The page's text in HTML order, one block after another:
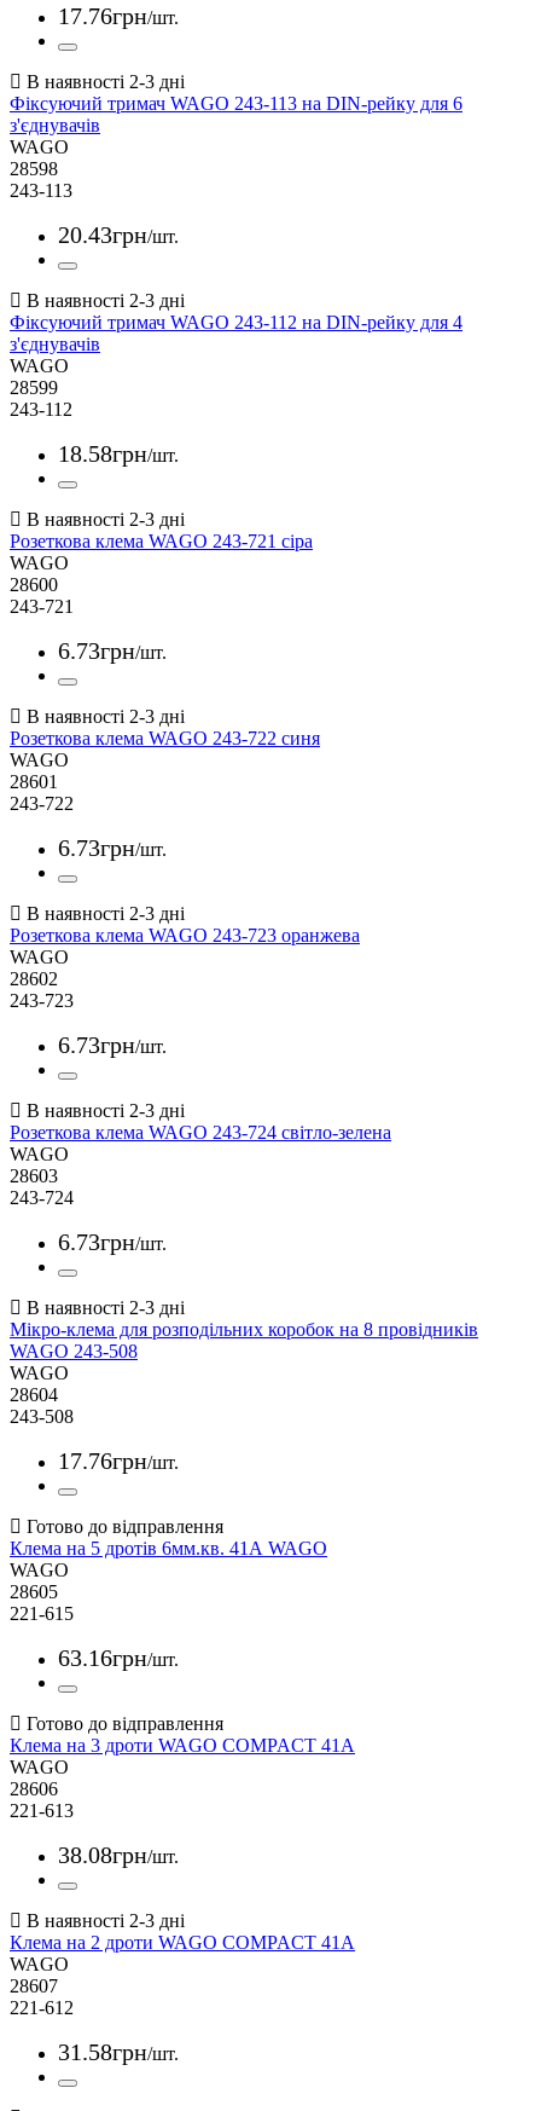
17.76грн/шт.
Фіксуючий тримач WAGO 243-113 на DIN-рейку для 6
з'єднувачів
WAGO
28598
243-113
20.43грн/шт.
Фіксуючий тримач WAGO 243-112 на DIN-рейку для 4
з'єднувачів
WAGO
28599
243-112
18.58грн/шт.
Розеткова клема WAGO 243-721 сіра
WAGO
28600
243-721
6.73грн/шт.
Розеткова клема WAGO 243-722 синя
WAGO
28601
243-722
6.73грн/шт.
Розеткова клема WAGO 243-723 оранжева
WAGO
28602
243-723
6.73грн/шт.
Розеткова клема WAGO 243-724 світло-зелена
WAGO
28603
243-724
6.73грн/шт.
Мікро-клема для розподільних коробок на 8 провідників
WAGO 243-508
WAGO
28604
243-508
17.76грн/шт.
Клема на 5 дротів 6мм.кв. 41А WAGO
WAGO
28605
221-615
63.16грн/шт.
Клема на 3 дроти WAGO COMPACT 41А
WAGO
28606
221-613
38.08грн/шт.
Клема на 2 дроти WAGO COMPACT 41А
WAGO
28607
221-612
31.58грн/шт.